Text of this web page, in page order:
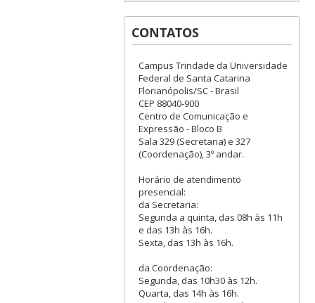
CONTATOS
Campus Trindade da Universidade
Federal de Santa Catarina
Florianópolis/SC - Brasil
CEP 88040-900
Centro de Comunicação e
Expressão - Bloco B
Sala 329 (Secretaria) e 327
(Coordenação), 3º andar.
Horário de atendimento
presencial:
da Secretaria:
Segunda a quinta, das 08h às 11h
e das 13h às 16h.
Sexta, das 13h às 16h.
da Coordenação:
Segunda, das 10h30 às 12h.
Quarta, das 14h às 16h.